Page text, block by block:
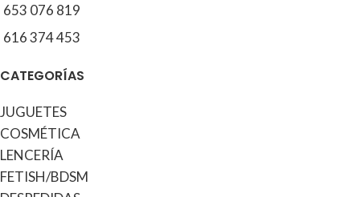
653 076 819
616 374 453
CATEGORÍAS
JUGUETES
COSMÉTICA
LENCERÍA
FETISH/BDSM